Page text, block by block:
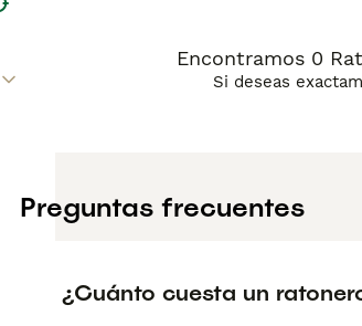
Encontramos 0
Si deseas
Preguntas frecuentes
¿Cuánto cuesta un